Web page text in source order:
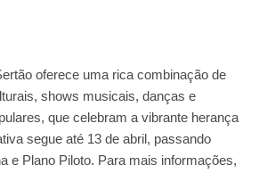
oferece uma rica combinação de
shows musicais, danças e
que celebram a vibrante herança
segue até 13 de abril, passando
e Plano Piloto. Para mais informações,